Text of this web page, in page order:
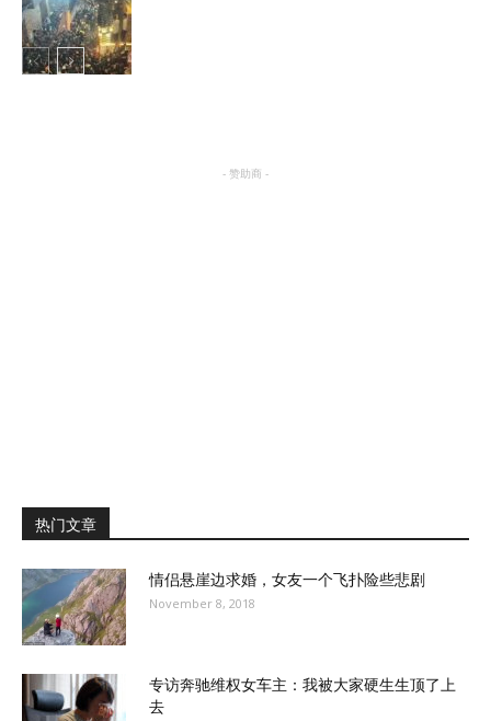
- 赞助商 -
热门文章
情侣悬崖边求婚，女友一个飞扑险些悲剧
November 8, 2018
专访奔驰维权女车主：我被大家硬生生顶了上
去